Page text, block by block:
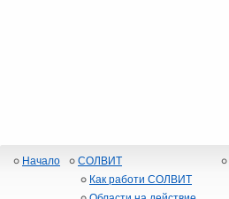
Начало
СОЛВИТ
Как работи СОЛВИТ